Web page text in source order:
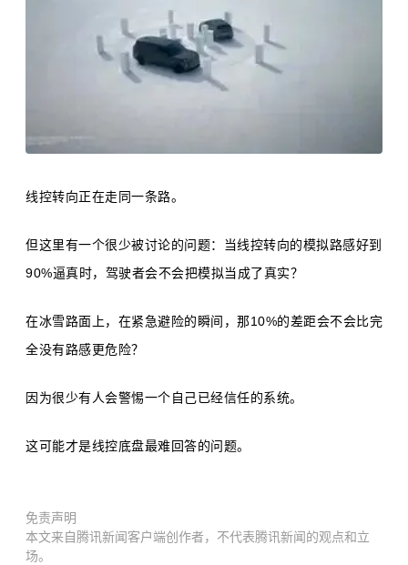
线控转向正在走同一条路。
但这里有一个很少被讨论的问题：当线控转向的模拟路感好到
90%逼真时，驾驶者会不会把模拟当成了真实？
在冰雪路面上，在紧急避险的瞬间，那10%的差距会不会比完
全没有路感更危险？
因为很少有人会警惕一个自己已经信任的系统。
这可能才是线控底盘最难回答的问题。
免责声明
本文来自腾讯新闻客户端创作者，不代表腾讯新闻的观点和立
场。